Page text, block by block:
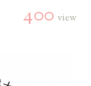
400 view